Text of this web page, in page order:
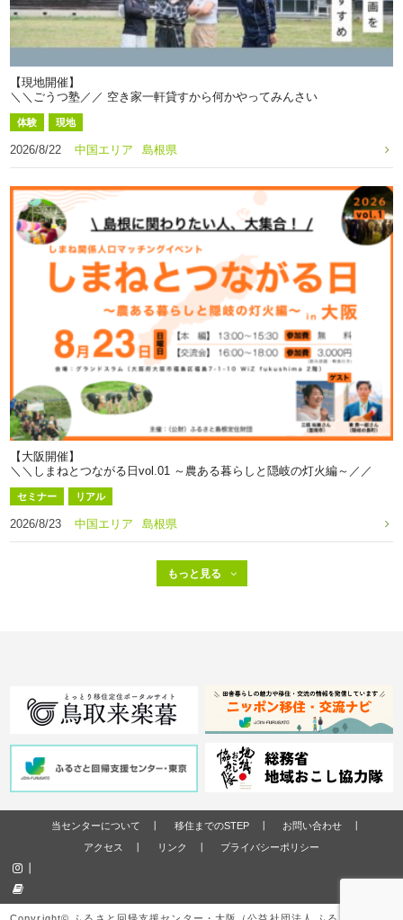
【現地開催】
＼＼ごうつ塾／／ 空き家一軒貸すから何かやってみんさい
体験 現地
2026/8/22 中国エリア 島根県
【大阪開催】
＼＼しまねとつながる日vol.01 ～農ある暮らしと隠岐の灯火編～／／
セミナー リアル
2026/8/23 中国エリア 島根県
当センターについて 移住までのSTEP
お問い合わせ
アクセス
リンク プライバシーポリシー